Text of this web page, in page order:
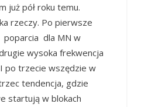
już pół roku temu.
rzeczy. Po pierwsze
dla MN w
wysoka frekwencja
po trzecie wszędzie w
tendencja, gdzie
startują w blokach